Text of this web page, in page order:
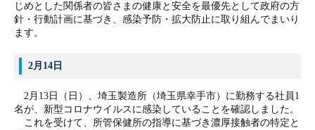
じめとした関係者の皆さまの健康と安全を最優先として政府の方
針・行動計画に基づき、感染予防・拡大防止に取り組んでまいり
ます。
2月14日
2月13日（日）、埼玉製造所（埼玉県幸手市）に勤務する社員1
名が、新型コロナウイルスに感染していることを確認しました。
これを受けて、所管保健所の指導に基づき濃厚接触者の特定と